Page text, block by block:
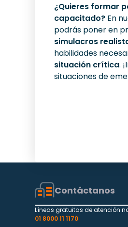
¿Quieres formar
capacitado? En
podrás poner en
simulacros
habilidades
situación crítica.
situaciones de
Contáctanos
Líneas gratuitas de atención
01 8000 11 1170